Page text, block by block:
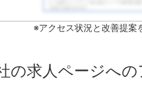
※アクセス状況と改善提案
の求人ページへ